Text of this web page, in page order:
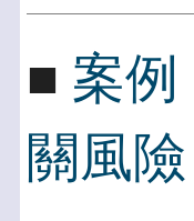
■ 案例
關風險